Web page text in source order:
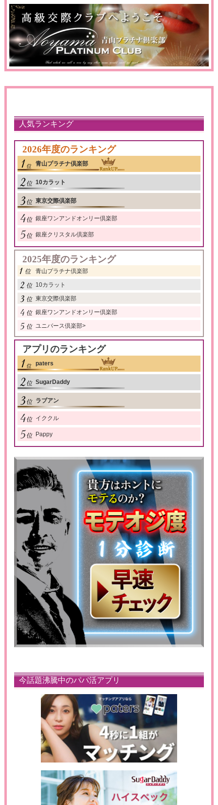
人気ランキング
2026年度のランキング
青山プラチナ倶楽部
10カラット
東京交際倶楽部
銀座ワンアンドオンリー倶楽部
銀座クリスタル倶楽部
2025年度のランキング
青山プラチナ倶楽部
10カラット
東京交際倶楽部
銀座ワンアンドオンリー倶楽部
ユニバース倶楽部>
アプリのランキング
paters
SugarDaddy
ラブアン
イククル
Pappy
今話題沸騰中のパパ活アプリ